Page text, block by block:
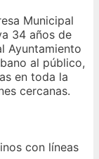
Municipal
34 años de
Ayuntamiento
al público,
en toda la
cercanas.
con líneas